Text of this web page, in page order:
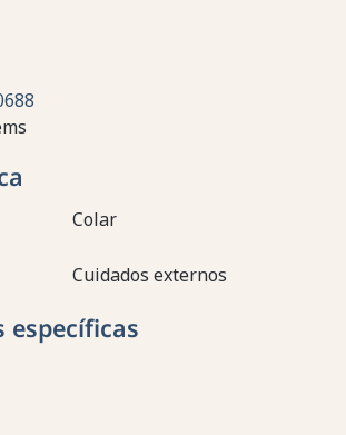
Colar
Cuidados externos
específicas